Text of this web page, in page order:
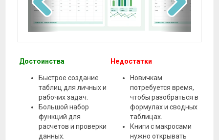
Достоинства
Быстрое создание
таблиц для личных и
рабочих задач.
Большой набор
функций для
расчетов и проверки
данных.
Недостатки
Новичкам
потребуется время,
чтобы разобраться в
формулах и сводных
таблицах.
Книги с макросами
нужно открывать